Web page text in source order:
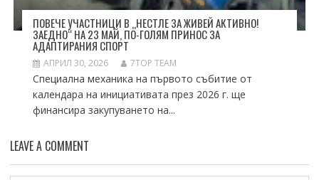
ПОВЕЧЕ УЧАСТНИЦИ В „НЕСТЛЕ ЗА ЖИВЕЙ АКТИВНО!
ЗАЕДНО“ НА 23 МАЙ, ПО-ГОЛЯМ ПРИНОС ЗА
АДАПТИРАНИЯ СПОРТ
АПРИЛ 30, 2026 7TOP TEAM
Специална механика на първото събитие от
календара на инициативата през 2026 г. ще
финансира закупуването на...
LEAVE A COMMENT